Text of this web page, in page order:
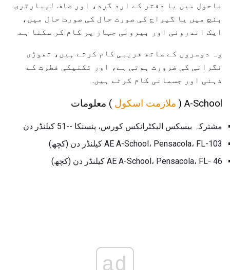
ماحول میں یا دفتر کے ارد گرد، اور صاف لیبارٹری
بنچ میں یا گیراج کی صورت حال کی صورت حال میں،
ایک اندرونی اور بیرونی جہاز پر کام کر سکتا ہے.
وہ دوسروں کے ساتھ قریبی کام کرتے ہیں، تھوڑی
نگرانی کی ضرورت ہوتی ہے، اور تکنیکی فطرت کے
ذہنی اور جسمانی کام کرتے ہیں.
A-School ( ملازمت اسکول ) معلومات
مشترکہ بیسکس الیکٹرانکس کورس، پنسنکا --51 کیلنڈر دن
AE A-School، Pensacola، FL-103 کیلنڈر دن (کچھ)
AE A-School، Pensacola، FL- 46 کیلنڈر دن (کچھ)
ad